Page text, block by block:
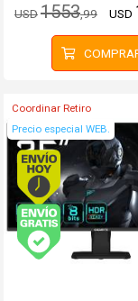
USD1553,99 USD
Coordinar Retiro
Precio especial WEB.
Envío
Envío